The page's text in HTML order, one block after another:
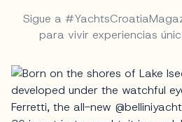
Sigue a
para vivir experiencias